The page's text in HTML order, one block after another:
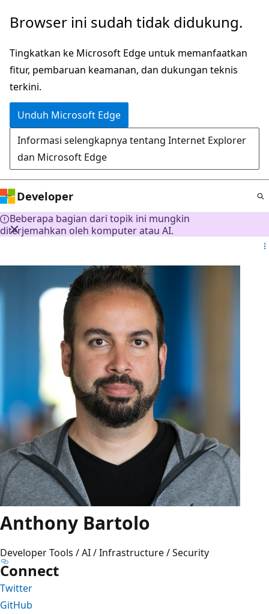
Lompati
konten
utama
Browser ini sudah tidak didukung.
Tingkatkan ke Microsoft Edge untuk memanfaatkan
fitur, pembaruan keamanan, dan dukungan teknis
terkini.
Unduh Microsoft Edge
Informasi selengkapnya tentang Internet Explorer
dan Microsoft Edge
Developer
Beberapa bagian dari topik ini mungkin
diterjemahkan oleh komputer atau AI.
Anthony Bartolo
Developer Tools / AI / Infrastructure / Security
Connect
Twitter
GitHub